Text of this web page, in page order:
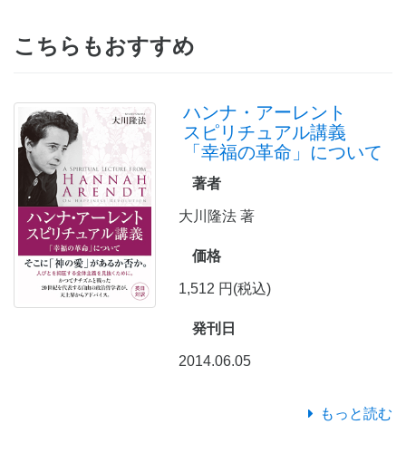
こちらもおすすめ
ハンナ・アーレント
スピリチュアル講義
「幸福の革命」について
著者
大川隆法 著
価格
1,512 円(税込)
発刊日
2014.06.05
もっと読む